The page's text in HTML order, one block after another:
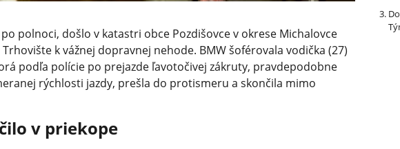
polnoci, došlo v katastri obce Pozdišovce v okrese Michalovce
k vážnej dopravnej nehode. BMW šoférovala vodička (27)
podľa polície po prejazde ľavotočivej zákruty, pravdepodobne
rýchlosti jazdy, prešla do protismeru a skončila mimo
v priekope